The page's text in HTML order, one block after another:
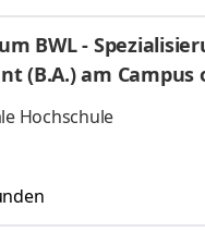
BWL -
(B.A.) am Campus
Hochschule